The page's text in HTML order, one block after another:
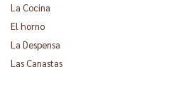
La Cocina
El horno
La Despensa
Las Canastas